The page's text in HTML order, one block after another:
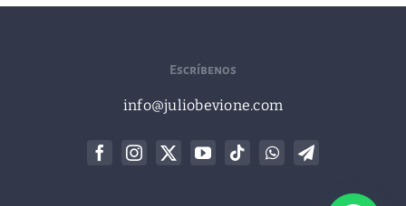
Escríbenos
info@juliobevione.com